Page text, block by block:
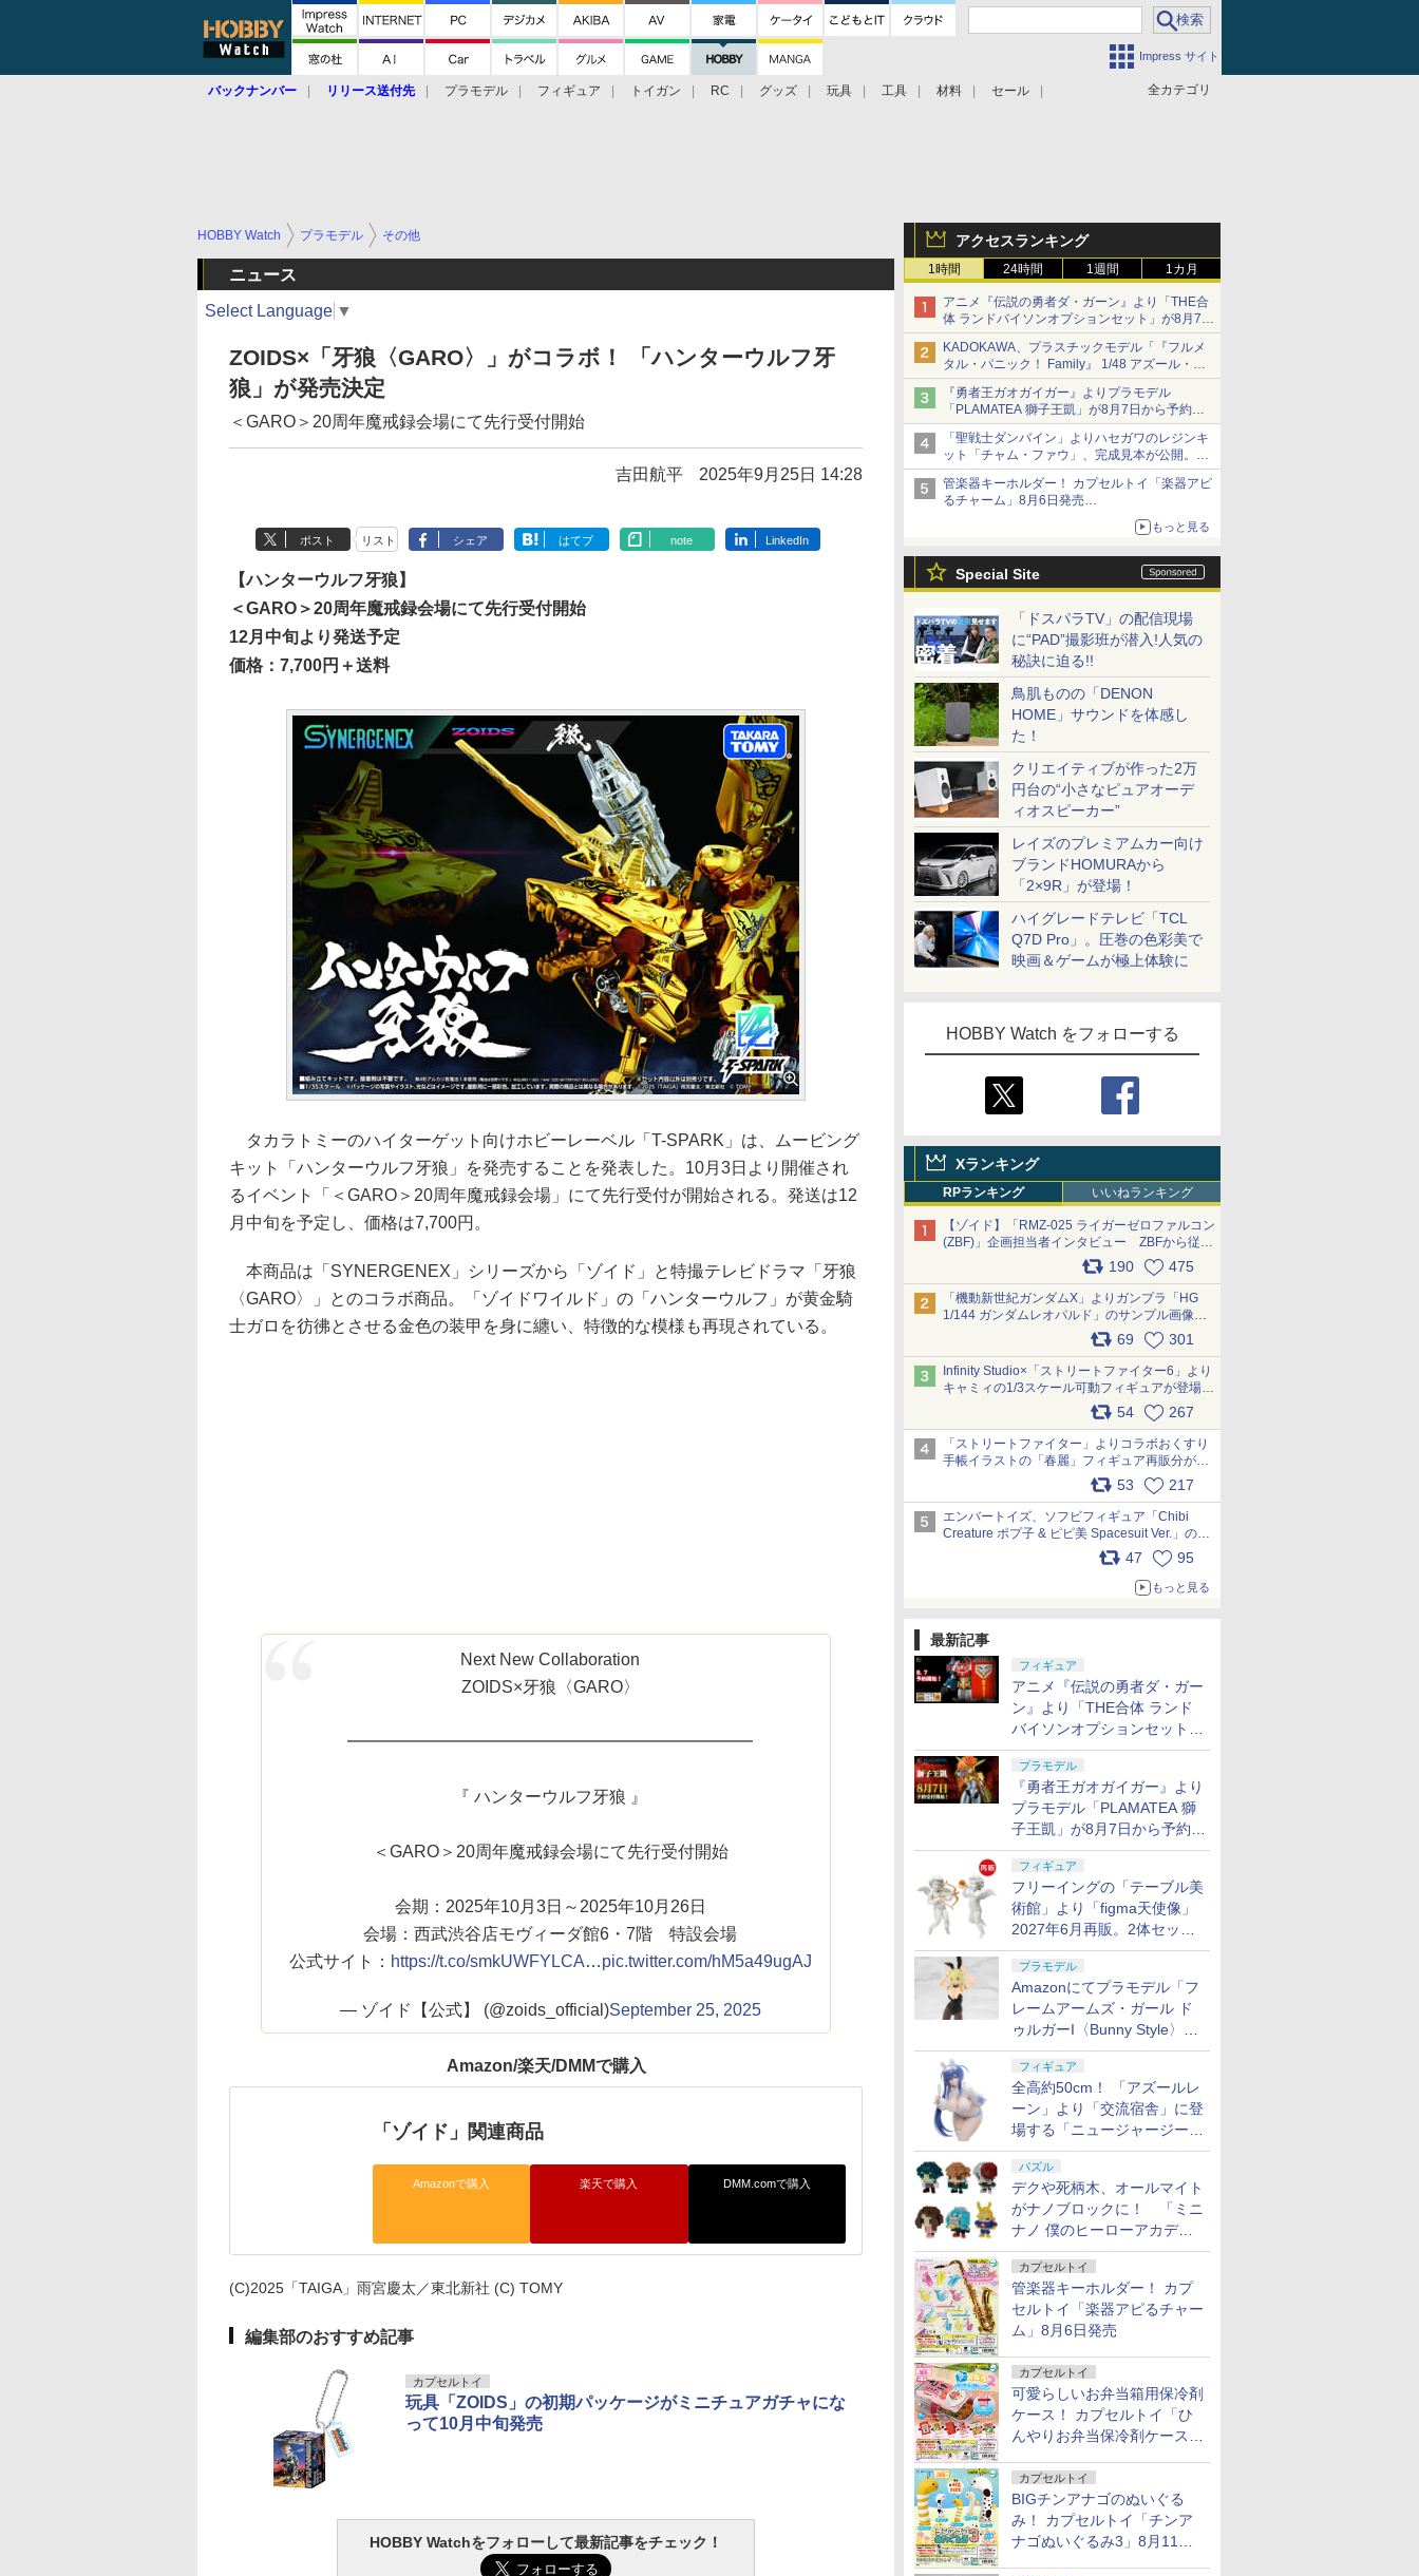
Impress サイト
全カテゴリ
バックナンバー リリース送付先 プラモデル フィギュア トイガン RC グッズ 玩具 工具 材料 セール
アクセスランキング
1時間 24時間 1週間 1カ月
アニメ『伝説の勇者ダ・ガーン』より「THE合
体 ランドバイソンオプションセット」が8月7日
から予約受付開始！
KADOKAWA、プラスチックモデル「『フルメ
タル・パニック！ Family』 1/48 アズール・レ
イヴン」の発売延期を発表
8月から9月に延期
『勇者王ガオガイガー』よりプラモデル
「PLAMATEA 獅子王凱」が8月7日から予約受
付開始！
「聖戦士ダンバイン」よりハセガワのレジンキ
ット「チャム・ファウ」、完成見本が公開。9
月3日頃発売予定
管楽器キーホルダー！ カプセルトイ「楽器アピ
るチャーム」8月6日発売
もっと見る
Special Site
「ドスパラTV」の配信現場
に“PAD”撮影班が潜入!人気の
秘訣に迫る!!
鳥肌ものの「DENON
HOME」サウンドを体感し
た！
クリエイティブが作った2万
円台の“小さなピュアオーデ
ィオスピーカー”
レイズのプレミアムカー向け
ブランドHOMURAから
「2×9R」が登場！
ハイグレードテレビ「TCL
Q7D Pro」。圧巻の色彩美で
映画＆ゲームが極上体験に
HOBBY Watch をフォローする
Xランキング
RPランキング いいねランキング
【ゾイド】「RMZ-025 ライガーゼロファルコン
(ZBF)」企画担当者インタビュー ZBFから従来
デザインまで再現可能なボリューム満点のキッ
ト pic.x.com/6zOqQAQKkX
190 475
「機動新世紀ガンダムX」よりガンプラ「HG
1/144 ガンダムレオパルド」のサンプル画像が
69 301
Infinity Studio×「ストリートファイター6」より
キャミィの1/3スケール可動フィギュアが登場
54 267
「ストリートファイター」よりコラボおくすり
手帳イラストの「春麗」フィギュア再販分が本
日出荷開始 pic.x.com/toUc1MHr41
53 217
エンバートイズ、ソフビフィギュア「Chibi
Creature ポプ子 & ピピ美 Spacesuit Ver.」の発
売中止を発表 pic.x.com/Ri45iFeYjn
47 95
もっと見る
最新記事
フィギュア
アニメ『伝説の勇者ダ・ガー
ン』より「THE合体 ランド
バイソンオプションセット」
が8月7日から予約受付開始！
プラモデル
『勇者王ガオガイガー』より
プラモデル「PLAMATEA 獅
子王凱」が8月7日から予約受
付開始！
フィギュア
フリーイングの「テーブル美
術館」より「figma天使像」
2027年6月再販。2体セット
で小便小僧にも
プラモデル
Amazonにてプラモデル「フ
レームアームズ・ガール ド
ゥルガーI〈Bunny Style〉」
が予約受付再開！
フィギュア
全高約50cm！ 「アズールレ
ーン」より「交流宿舎」に登
場する「ニュージャージー」
が1/3スケールフィギュアで
登場
パズル
デクや死柄木、オールマイト
がナノブロックに！ 「ミニ
ナノ 僕のヒーローアカデミ
ア」9月再販
カプセルトイ
管楽器キーホルダー！ カプ
セルトイ「楽器アピるチャー
ム」8月6日発売
カプセルトイ
可愛らしいお弁当箱用保冷剤
ケース！ カプセルトイ「ひ
んやりお弁当保冷剤ケース
カプセルトイ
BIGチンアナゴのぬいぐる
み！ カプセルトイ「チンア
ナゴぬいぐるみ3」8月11日
HOBBY Watch プラモデル その他
ニュース
Select Language ▼
ZOIDS×「牙狼〈GARO〉」がコラボ！ 「ハンターウルフ牙
狼」が発売決定
＜GARO＞20周年魔戒録会場にて先行受付開始
吉田航平 2025年9月25日 14:28
ポスト リスト シェア はてブ note LinkedIn
【ハンターウルフ牙狼】
＜GARO＞20周年魔戒録会場にて先行受付開始
12月中旬より発送予定
価格：7,700円＋送料
タカラトミーのハイターゲット向けホビーレーベル「T-SPARK」は、ムービング
キット「ハンターウルフ牙狼」を発売することを発表した。10月3日より開催され
るイベント「＜GARO＞20周年魔戒録会場」にて先行受付が開始される。発送は12
月中旬を予定し、価格は7,700円。
本商品は「SYNERGENEX」シリーズから「ゾイド」と特撮テレビドラマ「牙狼
〈GARO〉」とのコラボ商品。「ゾイドワイルド」の「ハンターウルフ」が黄金騎
士ガロを彷彿とさせる金色の装甲を身に纏い、特徴的な模様も再現されている。
Next New Collaboration
ZOIDS×牙狼〈GARO〉
━━━━━━━━━━━━━━━━━━━━━━━━
『 ハンターウルフ牙狼 』
＜GARO＞20周年魔戒録会場にて先行受付開始
会期：2025年10月3日～2025年10月26日
会場：西武渋谷店モヴィーダ館6・7階 特設会場
公式サイト： https://t.co/smkUWFYLCA…pic.twitter.com/hM5a49ugAJ
— ゾイド【公式】 (@zoids_official)September 25, 2025
Amazon/楽天/DMMで購入
「ゾイド」関連商品
Amazonで購入 楽天で購入 DMM.comで購入
(C)2025「TAIGA」雨宮慶太／東北新社 (C) TOMY
編集部のおすすめ記事
カプセルトイ
玩具「ZOIDS」の初期パッケージがミニチュアガチャにな
って10月中旬発売
HOBBY Watchをフォローして最新記事をチェック！